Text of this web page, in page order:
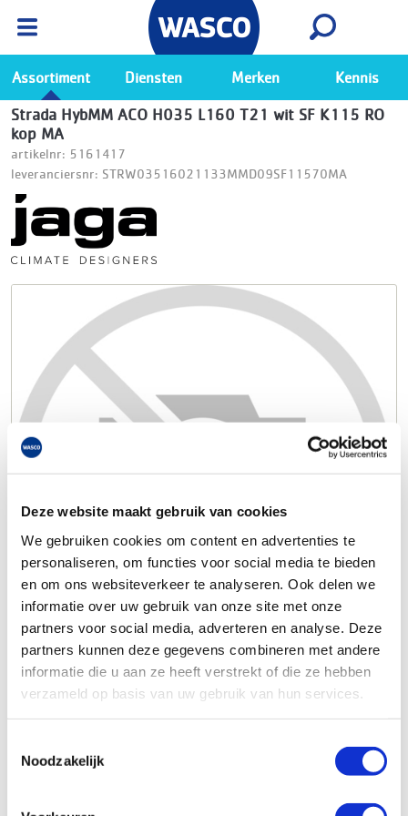
Deze website maakt gebruik van cookies
We gebruiken cookies om content en advertenties te
personaliseren, om functies voor social media te bieden
en om ons websiteverkeer te analyseren. Ook delen we
informatie over uw gebruik van onze site met onze
partners voor social media, adverteren en analyse. Deze
partners kunnen deze gegevens combineren met andere
informatie die u aan ze heeft verstrekt of die ze hebben
verzameld op basis van uw gebruik van hun services.
Noodzakelijk
Ga naar de Wasco app
Bekijk
Assortiment Diensten Merken Kennis
Strada HybMM ACO H035 L160 T21 wit SF K115 RO
kop MA
artikelnr: 5161417
leveranciersnr: STRW03516021133MMD09SF11570MA